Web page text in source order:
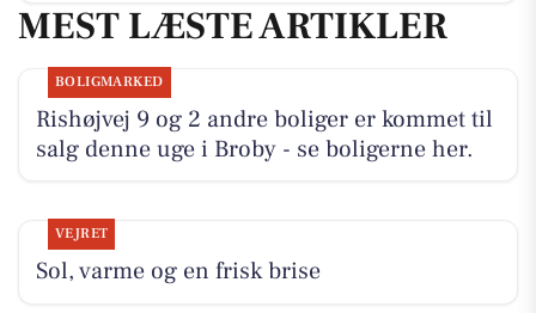
MEST LÆSTE ARTIKLER
BOLIGMARKED
Rishøjvej 9 og 2 andre boliger er kommet til
salg denne uge i Broby - se boligerne her.
VEJRET
Sol, varme og en frisk brise